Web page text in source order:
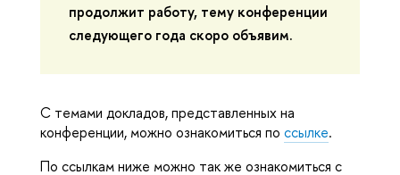
продолжит работу, тему конференции
следующего года скоро объявим.
С темами докладов, представленных на
конференции, можно ознакомиться по ссылке.
По ссылкам ниже можно так же ознакомиться с